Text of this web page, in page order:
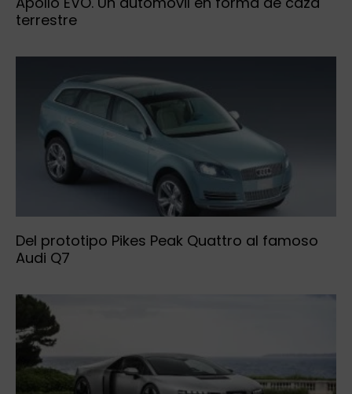
terrestre
Del prototipo Pikes Peak Quattro al famoso
Audi Q7